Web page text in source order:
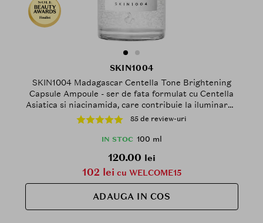
Finalist
SKIN1004
SKIN1004 Madagascar Centella Tone Brightening
Capsule Ampoule - ser de fata formulat cu Centella
Asiatica si niacinamida, care contribuie la iluminarea
si uniformizarea tenului - 100 ml
85 de review-uri
IN STOC 100 ml
120.00 lei
102 lei cu WELCOME15
ADAUGA IN COS